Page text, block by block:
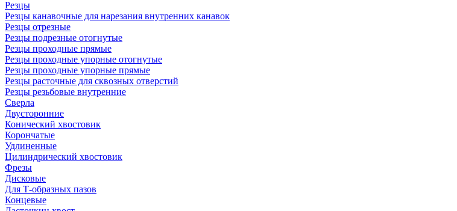
Резцы
Резцы канавочные для нарезания внутренних канавок
Резцы отрезные
Резцы подрезные отогнутые
Резцы проходные прямые
Резцы проходные упорные отогнутые
Резцы проходные упорные прямые
Резцы расточные для сквозных отверстий
Резцы резьбовые внутренние
Сверла
Двусторонние
Конический хвостовик
Корончатые
Удлиненные
Цилиндрический хвостовик
Фрезы
Дисковые
Для Т-образных пазов
Концевые